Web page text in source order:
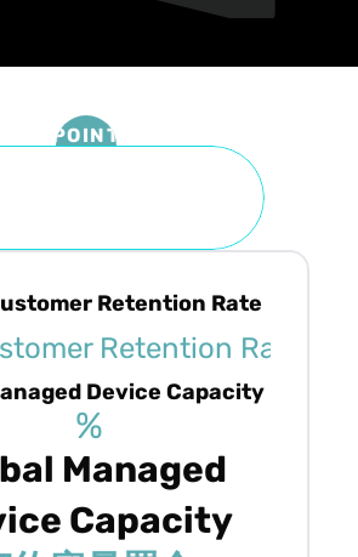
POINT
Retention Rate
Retention Rate
Device Capacity
%
Managed
Capacity